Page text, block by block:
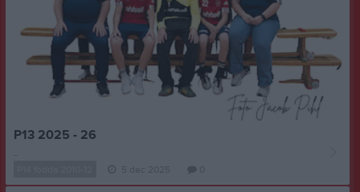
P13 2025 - 26
..